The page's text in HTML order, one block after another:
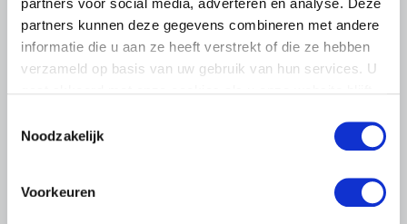
partners kunnen deze gegevens combineren met andere
informatie die u aan ze heeft verstrekt of die ze hebben
verzameld op basis van uw gebruik van hun services. U
Noodzakelijk
Voorkeuren
Lees meer